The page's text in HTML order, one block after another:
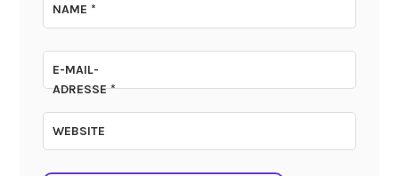
NAME*
E-MAIL-
ADRESSE*
WEBSITE